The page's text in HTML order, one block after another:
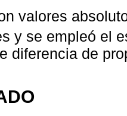
valores
y se empleó el
diferencia de